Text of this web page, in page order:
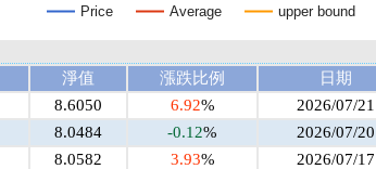
Price Average upper bound
淨值 漲跌比例 日期
8.6050 6.92% 2026/07/21
8.0484 -0.12% 2026/07/20
8.0582 3.93% 2026/07/17